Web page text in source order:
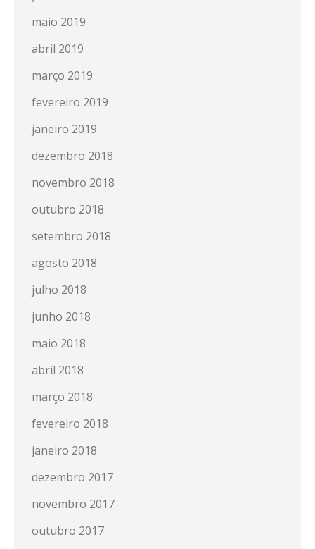
maio 2019
abril 2019
março 2019
fevereiro 2019
janeiro 2019
dezembro 2018
novembro 2018
outubro 2018
setembro 2018
agosto 2018
julho 2018
junho 2018
maio 2018
abril 2018
março 2018
fevereiro 2018
janeiro 2018
dezembro 2017
novembro 2017
outubro 2017